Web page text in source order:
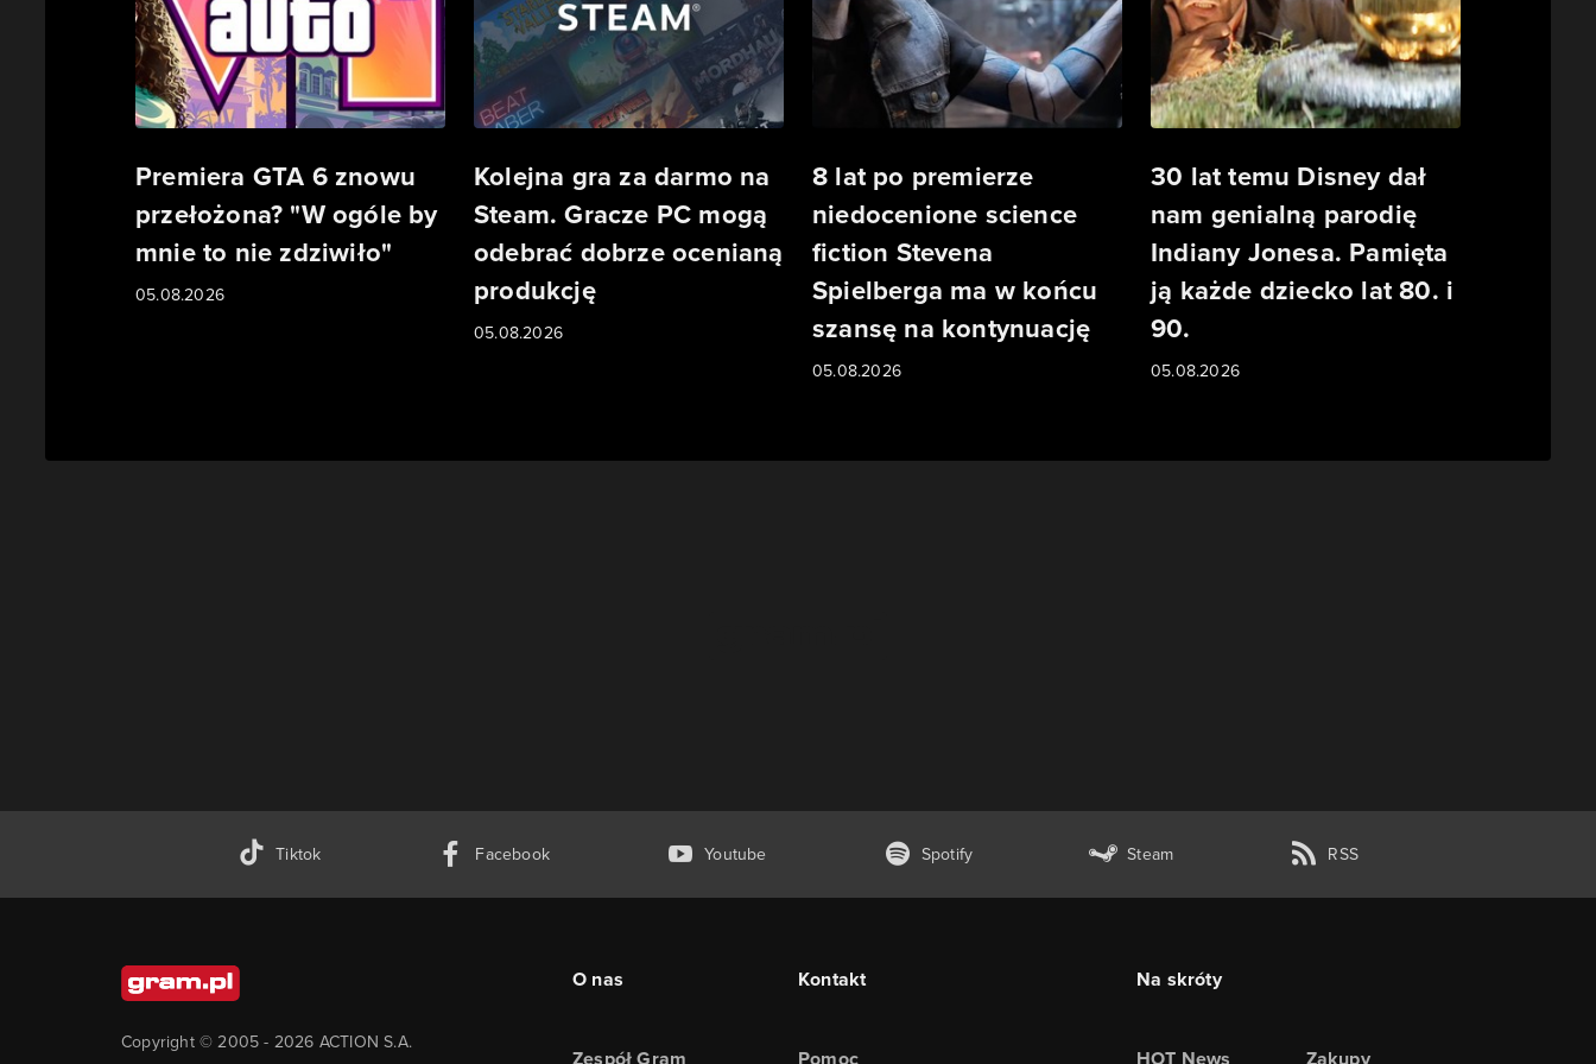
Premiera GTA 6 znowu
przełożona? "W ogóle by
mnie to nie zdziwiło"
05.08.2026
Kolejna gra za darmo na
Steam. Gracze PC mogą
odebrać dobrze ocenianą
produkcję
05.08.2026
8 lat po premierze
niedocenione science
fiction Stevena
Spielberga ma w końcu
szansę na kontynuację
05.08.2026
30 lat temu Disney dał
nam genialną parodię
Indiany Jonesa. Pamięta
ją każde dziecko lat 80. i
90.
05.08.2026
Tiktok Facebook Youtube Spotify Steam RSS
Copyright © 2005 - 2026 ACTION S.A.
O nas Kontakt Na skróty